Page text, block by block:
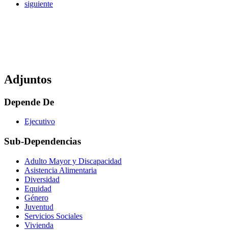
siguiente
Adjuntos
Depende De
Ejecutivo
Sub-Dependencias
Adulto Mayor y Discapacidad
Asistencia Alimentaria
Diversidad
Equidad
Género
Juventud
Servicios Sociales
Vivienda